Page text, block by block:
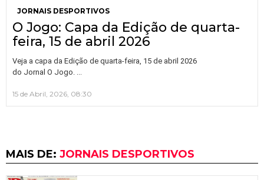
JORNAIS DESPORTIVOS
O Jogo: Capa da Edição de quarta-
feira, 15 de abril 2026
Veja a capa da Edição de quarta-feira, 15 de abril 2026
do Jornal O Jogo. …
15 de Abril, 2026, 08:30
MAIS DE: JORNAIS DESPORTIVOS